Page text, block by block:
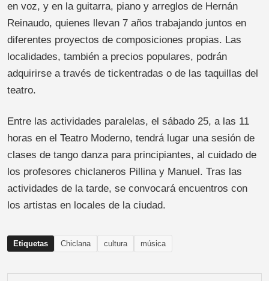
en voz, y en la guitarra, piano y arreglos de Hernán
Reinaudo, quienes llevan 7 años trabajando juntos en
diferentes proyectos de composiciones propias. Las
localidades, también a precios populares, podrán
adquirirse a través de tickentradas o de las taquillas del
teatro.
Entre las actividades paralelas, el sábado 25, a las 11
horas en el Teatro Moderno, tendrá lugar una sesión de
clases de tango danza para principiantes, al cuidado de
los profesores chiclaneros Pillina y Manuel. Tras las
actividades de la tarde, se convocará encuentros con
los artistas en locales de la ciudad.
Etiquetas Chiclana cultura música